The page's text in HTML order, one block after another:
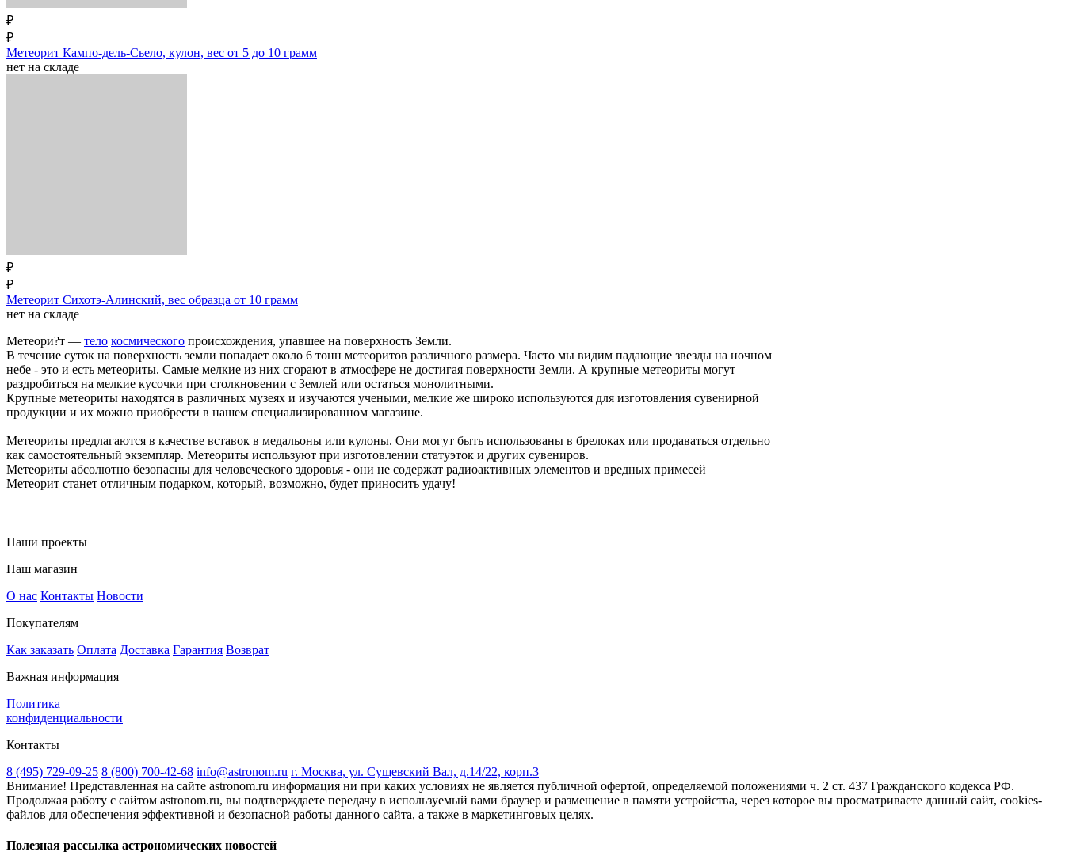
₽
₽
Метеорит Кампо-дель-Сьело, кулон, вес от 5 до 10 грамм
нет на складе
₽
₽
Метеорит Сихотэ-Алинский, вес образца от 10 грамм
нет на складе
Метеори?т — тело космического происхождения, упавшее на поверхность Земли.
В течение суток на поверхность земли попадает около 6 тонн метеоритов различного размера. Часто мы видим падающие звезды на ночном
небе - это и есть метеориты. Самые мелкие из них сгорают в атмосфере не достигая поверхности Земли. А крупные метеориты могут
раздробиться на мелкие кусочки при столкновении с Землей или остаться монолитными.
Крупные метеориты находятся в различных музеях и изучаются учеными, мелкие же широко используются для изготовления сувенирной
продукции и их можно приобрести в нашем специализированном магазине.
Метеориты предлагаются в качестве вставок в медальоны или кулоны. Они могут быть использованы в брелоках или продаваться отдельно
как самостоятельный экземпляр. Метеориты используют при изготовлении статуэток и других сувениров.
Метеориты абсолютно безопасны для человеческого здоровья - они не содержат радиоактивных элементов и вредных примесей
Метеорит станет отличным подарком, который, возможно, будет приносить удачу!
Наши проекты
Наш магазин
О нас Контакты Новости
Покупателям
Как заказать Оплата Доставка Гарантия Возврат
Важная информация
Политика
конфиденциальности
Контакты
8 (495) 729-09-25 8 (800) 700-42-68 info@astronom.ru г. Москва, ул. Сущевский Вал, д.14/22, корп.3
Внимание! Представленная на сайте astronom.ru информация ни при каких условиях не является публичной офертой, определяемой положениями ч. 2 ст. 437 Гражданского кодекса РФ.
Продолжая работу с сайтом astronom.ru, вы подтверждаете передачу в используемый вами браузер и размещение в памяти устройства, через которое вы просматриваете данный сайт, cookies-
файлов для обеспечения эффективной и безопасной работы данного сайта, а также в маркетинговых целях.
Полезная рассылка астрономических новостей